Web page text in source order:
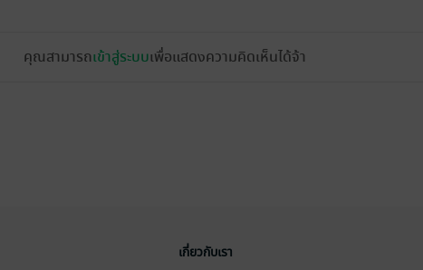
คุณสามารถเข้าสู่ระบบเพื่อแสดงความคิดเห็นได้จ้า
เกี่ยวกับเรา